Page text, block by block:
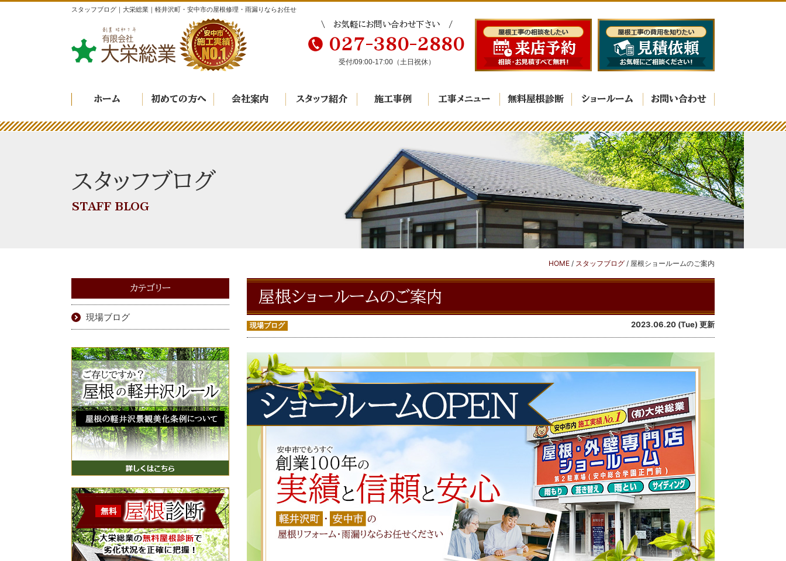
スタッフブログ｜大栄総業｜軽井沢町・安中市の屋根修理・雨漏りならお任せ
お気軽にお問い合わせ下さい
027-380-2880
受付/09:00-17:00（土日祝休）
ホーム 初めての方へ 会社案内 スタッフ紹介 施工事例 工事メニュー 無料屋根診断 ショールーム お問い合わせ
スタッフブログ
STAFF BLOG
HOME / スタッフブログ / 屋根ショールームのご案内
屋根ショールームのご案内
現場ブログ 2023.06.20 (Tue) 更新
カテゴリー
現場ブログ